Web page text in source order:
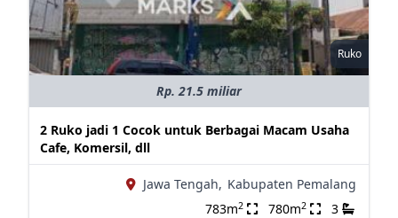
Ruko
Rp. 21.5 miliar
2 Ruko jadi 1 Cocok untuk Berbagai Macam Usaha
Cafe, Komersil, dll
Jawa Tengah, Kabupaten Pemalang
783m2 780m2 3